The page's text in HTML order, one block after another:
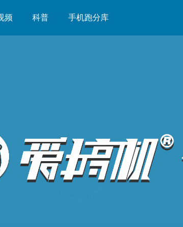
频 科普 手机跑分库